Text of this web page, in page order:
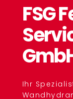
FSG
Ihr